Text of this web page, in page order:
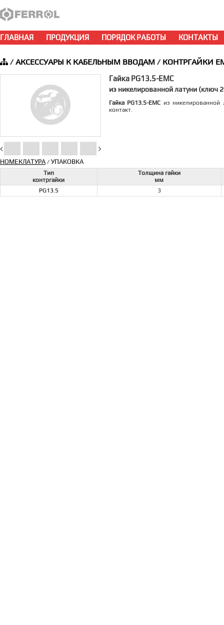
ГЛАВНАЯ ПРОДУКЦИЯ ПОРЯДОК РАБОТЫ КОНТАКТЫ
/АКСЕССУАРЫ К КАБЕЛЬНЫМ ВВОДАМ / КОНТРГАЙКИ
Гайка PG13.5-EMC
из никелированной латуни (ключ
Гайка PG13.5-EMC из
контакт.
НОМЕКЛАТУРА/ УПАКОВКА
Тип
контргайки
Толщина гайки
мм
PG13.5
3